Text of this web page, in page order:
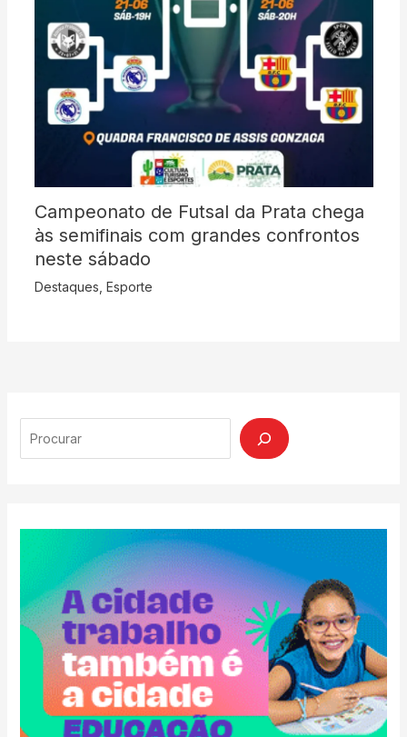
Campeonato de Futsal da Prata chega
às semifinais com grandes confrontos
neste sábado
Destaques Esporte